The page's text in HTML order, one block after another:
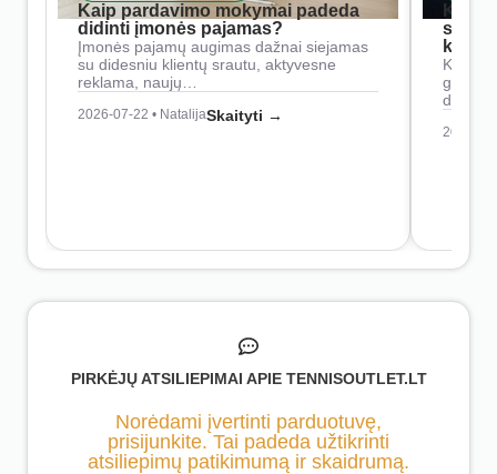
Kaip pardavimo mokymai padeda
didinti įmonės pajamas?
Įmonės pajamų augimas dažnai siejamas
su didesniu klientų srautu, aktyvesne
reklama, naujų…
2026-07-22 • NatalijaSkaityti →
Kaip
2026-
PIRKĖJŲ ATSILIEPIMAI APIE TENNISOUTLET.LT
Norėdami įvertinti parduotuvę,
prisijunkite. Tai padeda užtikrinti
atsiliepimų patikimumą ir skaidrumą.